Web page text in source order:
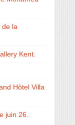
de la
Kent.
Hôtel Villa
juin 26.